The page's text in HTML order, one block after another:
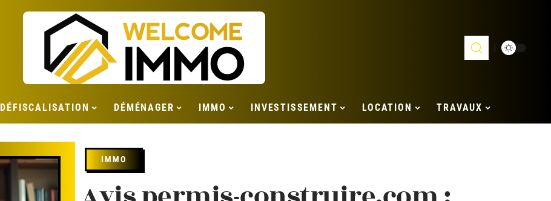
DÉFISCALISATION DÉMÉNAGER IMMO INVESTISSEMENT LOCATION TRAVAUX
IMMO